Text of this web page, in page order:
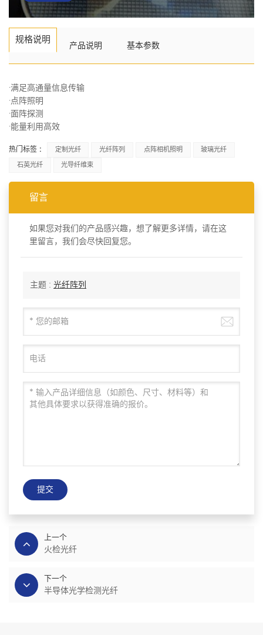
规格说明 产品说明 基本参数
·满足高通量信息传输
·点阵照明
·面阵探测
·能量利用高效
热门标签 : 定制光纤 光纤阵列 点阵相机照明
玻璃光纤
石英光纤
光导纤维束
留言
如果您对我们的产品感兴趣，想了解更多详情，请在这
里留言，我们会尽快回复您。
主题 : 光纤阵列
提交
上一个
火检光纤
下一个
半导体光学检测光纤